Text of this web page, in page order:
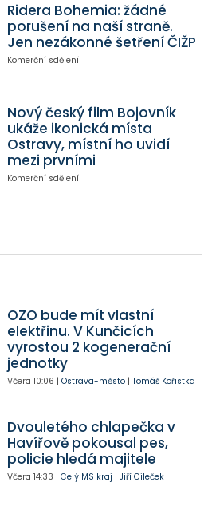
Ridera Bohemia: žádné
porušení na naší straně.
Jen nezákonné šetření ČIŽP
Komerční sdělení
Nový český film Bojovník
ukáže ikonická místa
Ostravy, místní ho uvidí
mezi prvními
Komerční sdělení
OZO bude mít vlastní
elektřinu. V Kunčicích
vyrostou 2 kogenerační
jednotky
Včera 10:06 | Ostrava-město| Tomáš Kořistka
Dvouletého chlapečka v
Havířově pokousal pes,
policie hledá majitele
Včera 14:33 | Celý MS kraj | Jiří Cileček